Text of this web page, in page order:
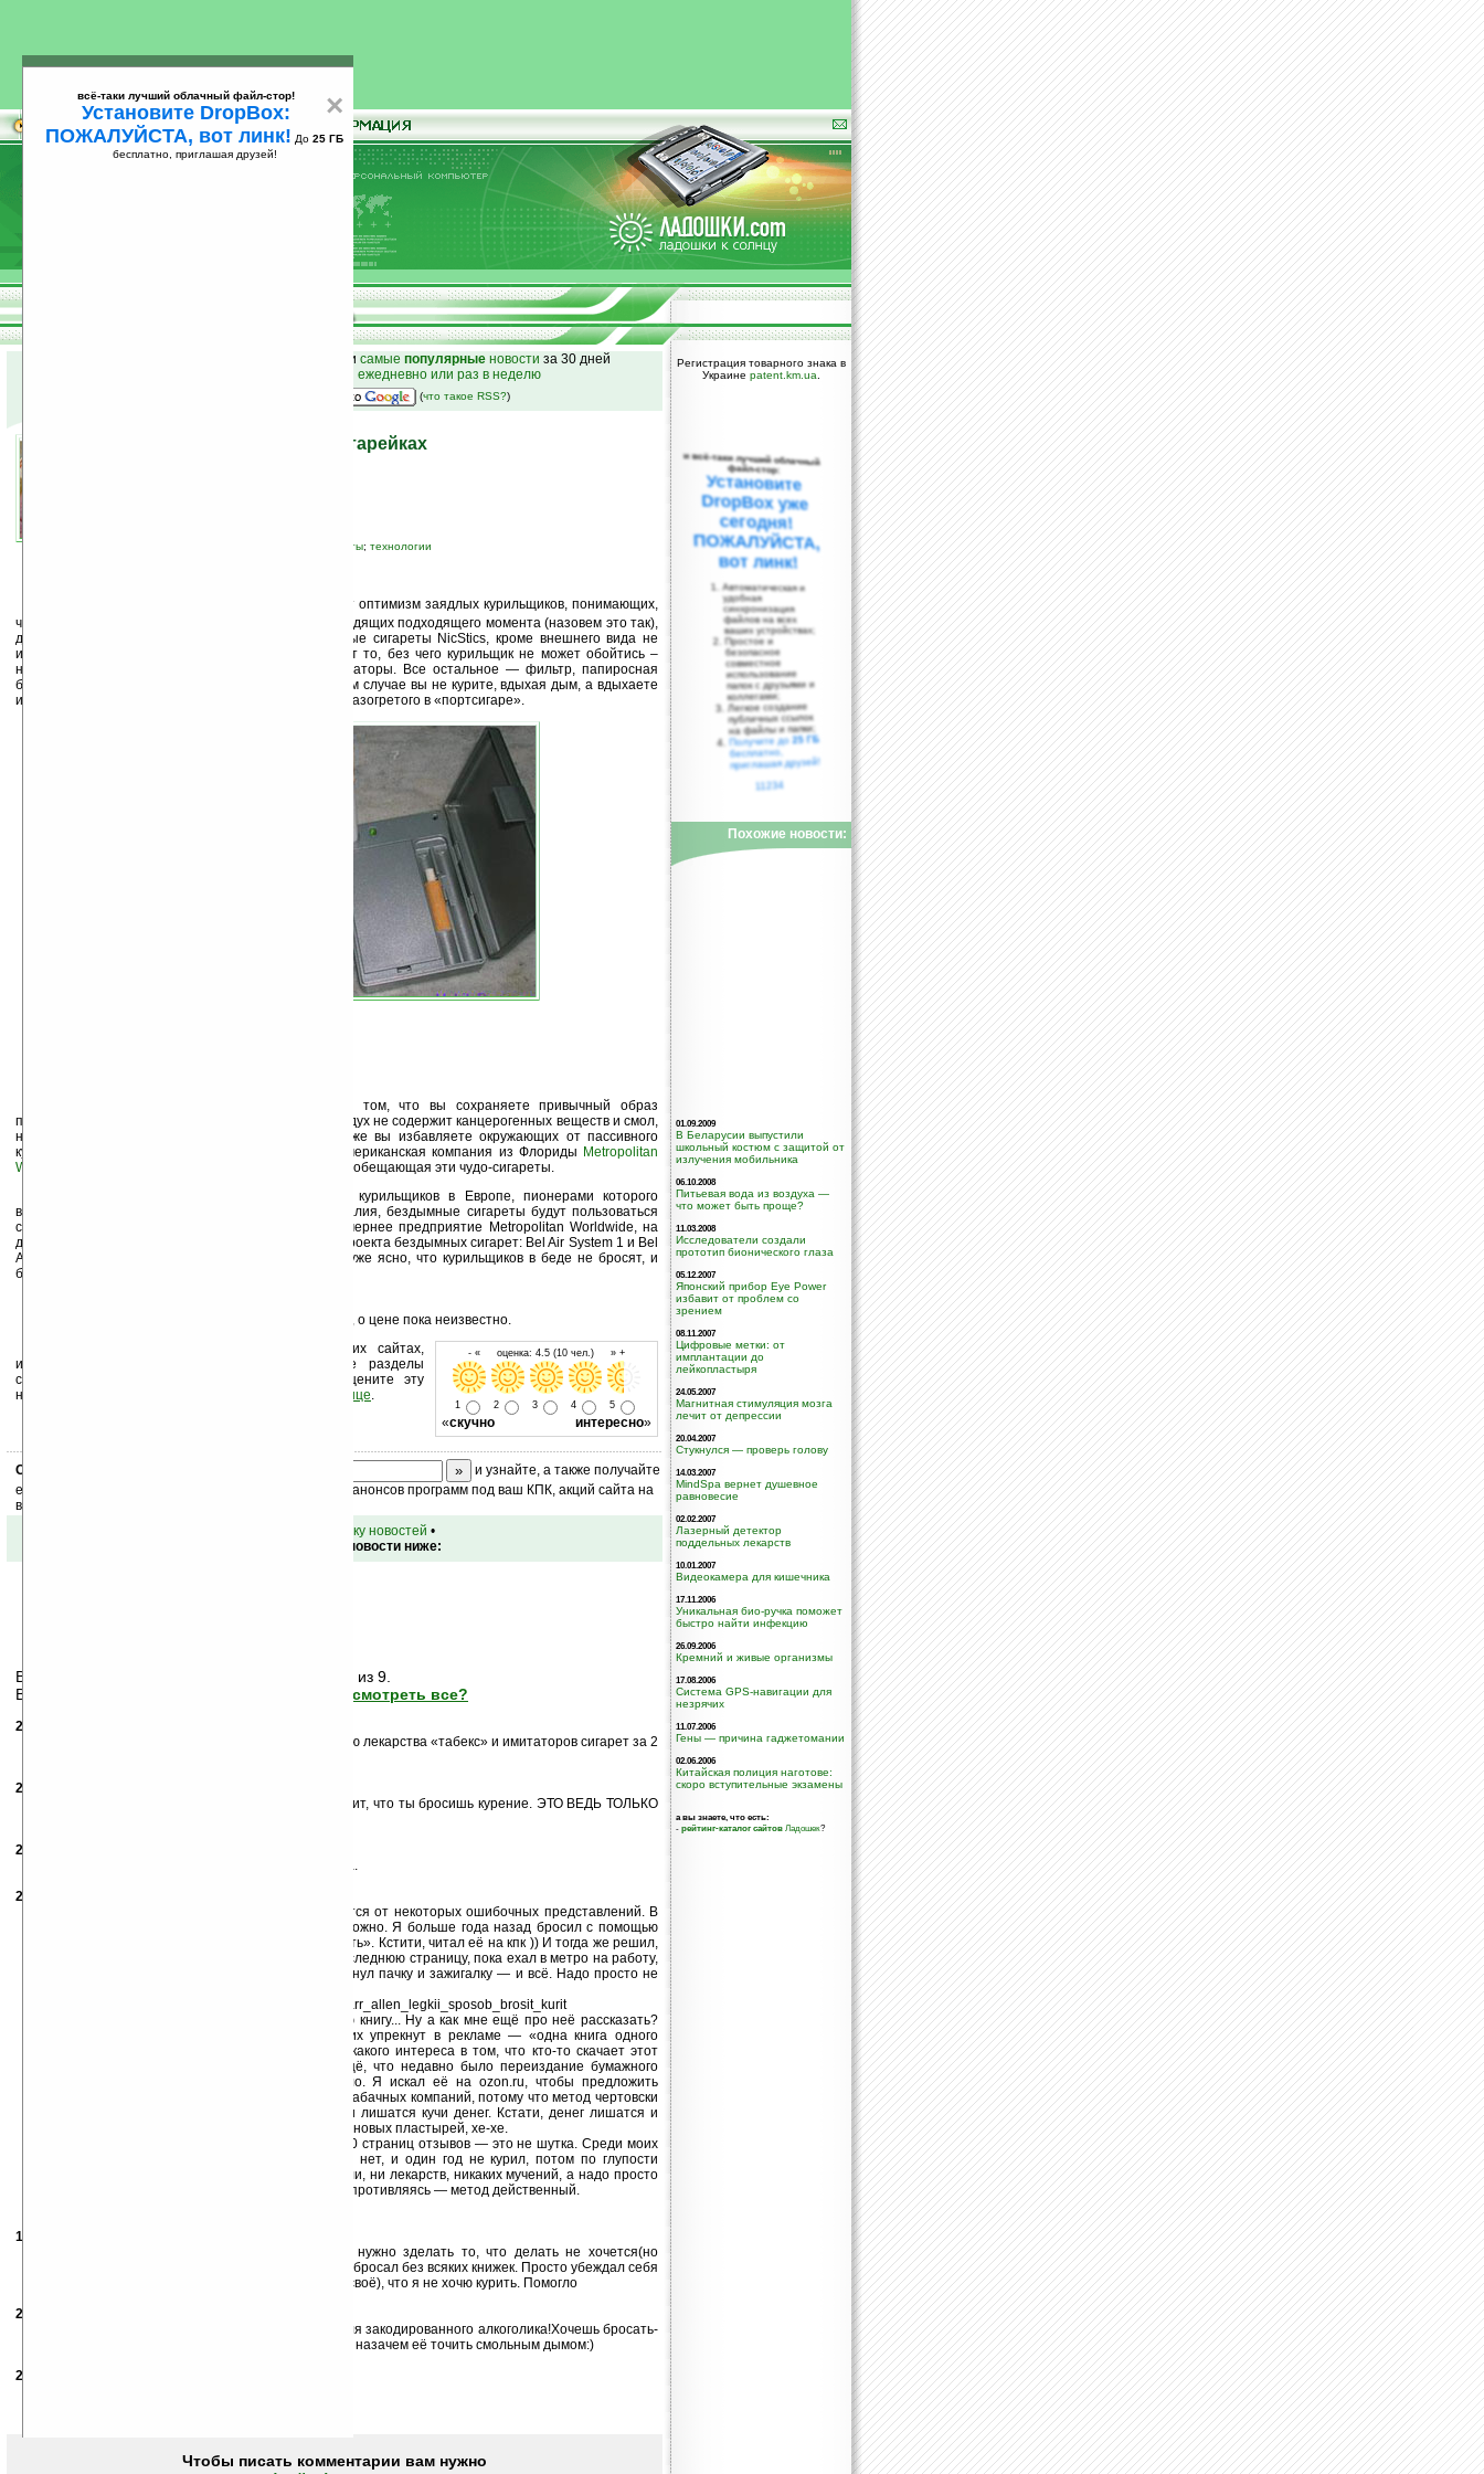
25
и самые популярные новости за 30 дней
на email ежедневно или раз в неделю
(что такое RSS?)
NicStic — сигареты на батарейках
прочие гаджеты; технологии
озможно, появление этого продукта укрепит оптимизм заядлых курильщиков, понимающих,
что ничего хорошего в этой привычке нет, но не находящих подходящего момента (назовем это так),
для того, чтобы наконец бросить курить. Бездымные сигареты NicStics, кроме внешнего вида не
имеющие ничего общего с настоящими, предлагают то, без чего курильщик не может обойтись –
никотин. Он — настоящий, так же, как и ароматизаторы. Все остальное — фильтр, папиросная
бумага с табаком — изготовлены из пластика. В этом случае вы не курите, вдыхая дым, а вдыхаете
испарения никотинового баллона, предварительно разогретого в «портсигаре».
Плюсы, по мнению ученых, заключаются в том, что вы сохраняете привычный образ
поведения, связанный с курением, а вдыхаемый воздух не содержит канцерогенных веществ и смол,
неизменных спутников сигаретного дыма. К тому же вы избавляете окружающих от пассивного
курения. Инициаторами этого проекта являются американская компания из Флориды Metropolitan
Worldwide
, года три обещающая эти чудо-сигареты.
С учетом повсеместного ограничения прав курильщиков в Европе, пионерами которого
выступили Ирландская республика, Норвегия и Италия, бездымные сигареты будут пользоваться
спросом. К тому же, фирма
, дочернее предприятие Metropolitan Worldwide, на
днях запатентовала для реализации в Европе два проекта бездымных сигарет: Bel Air System 1 и Bel
Air System 2. Что это, мы со временем узнаем, но уже ясно, что курильщиков в беде не бросят, и
бездымные сигареты будут в ассортименте.
Продукция NicStics вскоре появится в продаже, о цене пока неизвестно.
- « оценка: 4.5 (10 чел.) » +
1 2 3 4 5
«скучно интересно»
Устанавливайте линк на Ладошки на своих сайтах,
изучайте коммерческую информацию, посещайте разделы
сайта (форум, чат, новости, файлы, прочие). Оцените эту
новость и оставьте свой комментарий
ниже на странице.
Скоро
и узнайте, а также получайте
ежедневный или еженедельный дайджест новостей, анонсов программ под ваш КПК, акций сайта на
ваш почтовый ящик.
вернуться к списку новостей •
Обсуждение этой новости ниже:
Вам показаны только последние
сообщений из 9.
Важная информация может быть скрыта!
Просмотреть все?
22.03.2007
Хочешь бросить — БРОСАЙ! я например с помощью лекарства «табекс» и имитаторов сигарет за 2
27.03.2007
Хотеть не вредно. Юзая такую штучку еще не значит, что ты бросишь курение. ЭТО ВЕДЬ ТОЛЬКО
27.03.2007
Бросил и плюнул. Нечего бросать. Сила воли нужна.
28.03.2007
Сила воли как раз не очень нужна. Нужно избавится от некоторых ошибочных представлений. В
частности, от заблуждения, что бросить курить сложно. Я больше года назад бросил с помощью
книжки Аллена Карра «Лёгкий способ бросить курить». Кстити, читал её на кпк )) И тогда же решил,
что уже этим он себя окупил. )) Просто дочитал последнюю страницу, пока ехал в метро на работу,
закурил по пути в офис последнюю сигарету, выкинул пачку и зажигалку — и всё. Надо просто не
Вот ссылка: http://lib.aldebaran.ru/author/karr_allen/karr_allen_legkii_sposob_brosit_kurit
Я понимаю, что это похоже на то, что я впариваю книгу... Ну а как мне ещё про неё рассказать?
Говорить, как сейчас в СМИ, когда боятся, что их упрекнут в рекламе — «одна книга одного
англичанина», что ли? У меня не может быть никакого интереса в том, что кто-то скачает этот
файл, правильно? Правда, сейчас я добавлю ещё, что недавно было переиздание бумажного
варианта ))) Причём переиздания долго не было. Я искал её на ozon.ru, чтобы предложить
знакомым, и не находил. Уверен, что это происки табачных компаний, потому что метод чертовски
действенный, и если книгу популяризировать, они лишатся кучи денег. Кстати, денег лишатся и
производители всяких бездымных сигарет и никотиновых пластырей, хе-хе.
В общем, полистайте отзывы по ссылке. Почти 120 страниц отзывов — это не шутка. Среди моих
знакомых из 10-ти прочитавших 8 бросили, один нет, и один год не курил, потом по глупости
сорвался. Если учесть, что не нужно ни усилия воли, ни лекарств, никаких мучений, а надо просто
прочитать книгу и воспринимать написанное, не сопротивляясь — метод действенный.
11.04.2007
arhip прав. Сила воли нужна только тогда когда нужно зделать то, что делать не хочется(но
понимаешь, что надо). Я уже два года не курю, да и бросал без всяких книжек. Просто убеждал себя
на протяжении определённого времени(у каждого своё), что я не хочю курить. Помогло
26.04.2007
Эти сигареты-то же самое ,что и балтика нулёка для закодированного алкоголика!Хочешь бросать-
выбрось полностью.Жизнь такая хрупкая штука,что назачем её точить смольным дымом:)
28.05.2008
Чтобы писать комментарии вам нужно
Регистрация товарного знака в
Украине patent.km.ua
×
всё-таки лучший облачный файл-стор!
Установите DropBox:
ПОЖАЛУЙСТА, вот линк! До 25 ГБ
бесплатно, приглашая друзей!
и всё-таки лучший облачный
файл-стор:
Установите
DropBox уже
сегодня!
ПОЖАЛУЙСТА,
вот линк!
Автоматическая и
удобная
синхронизация
файлов на всех
ваших устройствах;
Простое и
безопасное
совместное
использование
папок с друзьями и
коллегами;
Легкое создание
публичных ссылок
на файлы и папки;
Получите до25 ГБ
бесплатно,
приглашая друзей!
11234
Похожие новости:
01.09.2009
В Беларусии выпустили
школьный костюм с защитой от
излучения мобильника
06.10.2008
Питьевая вода из воздуха —
что может быть проще?
11.03.2008
Исследователи создали
прототип бионического глаза
05.12.2007
Японский прибор Eye Power
избавит от проблем со
зрением
08.11.2007
Цифровые метки: от
имплантации до
лейкопластыря
24.05.2007
Магнитная стимуляция мозга
лечит от депрессии
20.04.2007
Стукнулся — проверь голову
14.03.2007
MindSpa вернет душевное
равновесие
02.02.2007
Лазерный детектор
поддельных лекарств
10.01.2007
Видеокамера для кишечника
17.11.2006
Уникальная био-ручка поможет
быстро найти инфекцию
26.09.2006
Кремний и живые организмы
17.08.2006
Система GPS-навигации для
незрячих
11.07.2006
Гены — причина гаджетомании
02.06.2006
Китайская полиция наготове:
скоро вступительные экзамены
а вы знаете, что есть:
- рейтинг-каталог сайтов Ладошек?